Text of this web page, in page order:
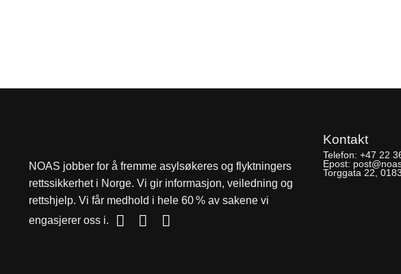
NOAS jobber for å fremme asylsøkeres og flyktningers
rettssikkerhet i Norge. Vi gir informasjon, veiledning og
rettshjelp. Vi får medhold i hele 60 % av sakene vi
engasjerer oss i.
Kontakt
Telefon: +47 22
Epost:
Torggata 22,